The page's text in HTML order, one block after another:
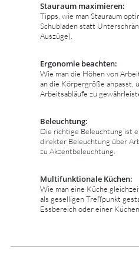
Stauraum maximieren:
Tipps, wie man Stauraum
Schubladen statt
Auszüge).
Ergonomie beachten:
Wie man die Höhen von
an die Körpergröße anpasst,
Arbeitsabläufe zu
Beleuchtung:
Die richtige Beleuchtung ist
direkter Beleuchtung über
zu Akzentbeleuchtung.
Multifunktionale Küchen:
Wie man eine Küche
als geselligen Treffpunkt
Essbereich oder einer